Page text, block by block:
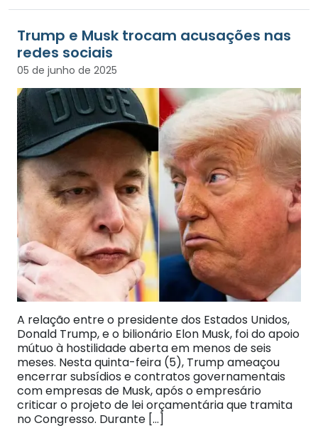
Trump e Musk trocam acusações nas
redes sociais
05 de junho de 2025
A relação entre o presidente dos Estados Unidos,
Donald Trump, e o bilionário Elon Musk, foi do apoio
mútuo à hostilidade aberta em menos de seis
meses. Nesta quinta-feira (5), Trump ameaçou
encerrar subsídios e contratos governamentais
com empresas de Musk, após o empresário
criticar o projeto de lei orçamentária que tramita
no Congresso. Durante […]